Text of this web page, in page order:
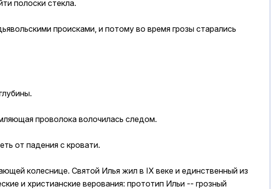
полоски стекла.
происками, и потому во время грозы старались
проволока волочилась следом.
от падения с кровати.
колеснице. Святой Илья жил в IX веке и единственный из
и христианские верования: прототип Ильи -- грозный